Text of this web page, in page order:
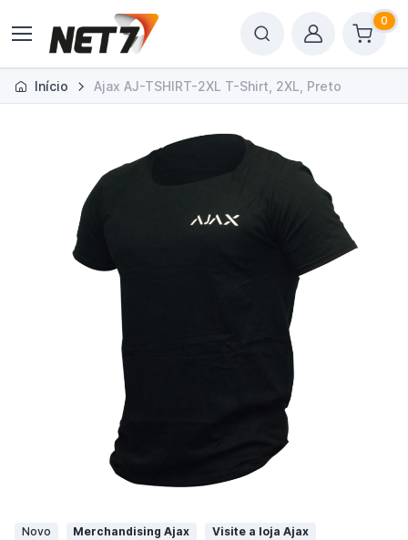
0
Início Ajax AJ-TSHIRT-2XL T-Shirt, 2XL, Preto
Novo Merchandising Ajax Visite a loja Ajax